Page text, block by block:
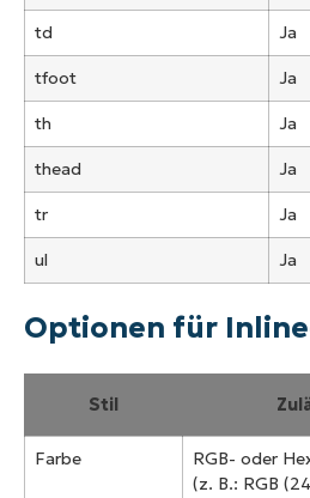
td Ja
tfoot Ja
th Ja
thead Ja
tr Ja
ul Ja
Optionen für
Stil
Farbe
RGB- oder
(z. B.: RGB